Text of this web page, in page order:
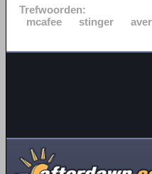
Trefwoorden:
mcafee
stinger